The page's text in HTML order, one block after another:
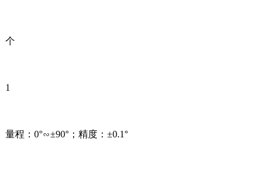
个
1
量程：0°∽±90°；精度：±0.1°